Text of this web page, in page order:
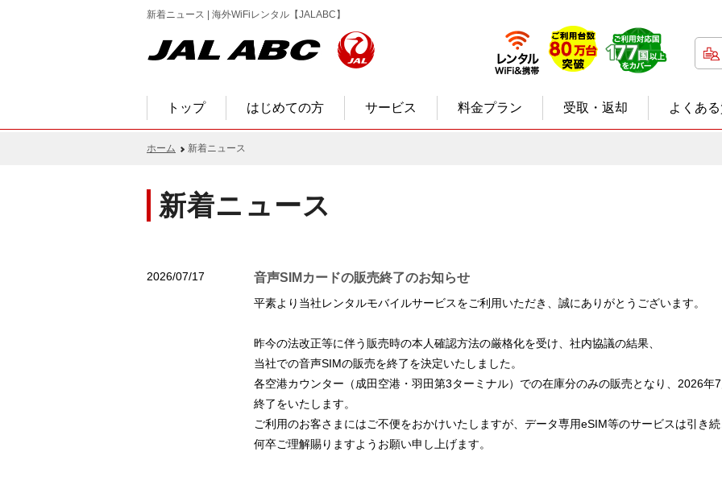
新着ニュース | 海外WiFiレンタル【JALABC】
トップ はじめての方 サービス 料金プラン 受取・返却 よくあ
ホーム 新着ニュース
新着ニュース
2026/07/17 音声SIMカードの販売終了のお知らせ
平素より当社レンタルモバイルサービスをご利用いただき、誠にありがとうございます。
昨今の法改正等に伴う販売時の本人確認方法の厳格化を受け、社内協議の結果、
当社での音声SIMの販売を終了を決定いたしました。
各空港カウンター（成田空港・羽田第3ターミナル）での在庫分のみの販売となり、2026年7
終了をいたします。
ご利用のお客さまにはご不便をおかけいたしますが、データ専用eSIM等のサービスは引き続
何卒ご理解賜りますようお願い申し上げます。